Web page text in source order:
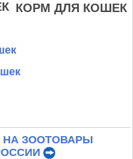
КОРМ ДЛЯ КОШЕК
НА ЗООТОВАРЫ